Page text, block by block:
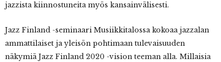
jazzista kiinnostuneita myös kansainvälisesti.
Jazz Finland -seminaari Musiikkitalossa kokoaa jazzalan
ammattilaiset ja yleisön pohtimaan tulevaisuuden
näkymiä Jazz Finland 2020 -vision teeman alla. Millaisia